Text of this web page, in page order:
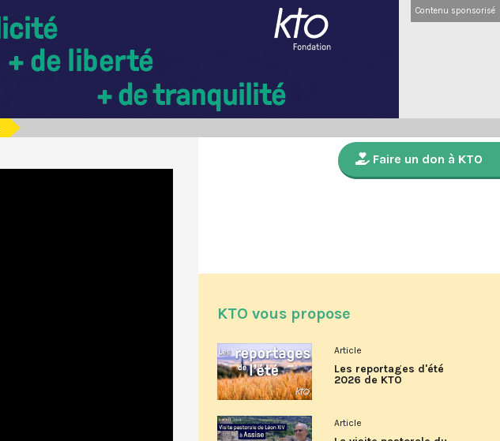
Contenu sponsorisé
Faire un don à KTO
KTO vous propose
Article
Les reportages d'été
2026 de KTO
Article